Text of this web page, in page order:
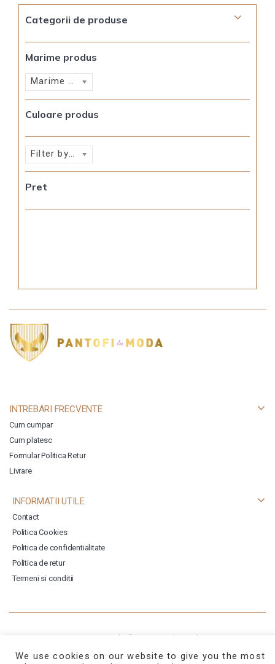
Categorii de produse
Marime produs
Culoare produs
Pret
INTREBARI FRECVENTE
Cum cumpar
Cum platesc
Formular Politica Retur
Livrare
INFORMATII UTILE
Contact
Politica Cookies
Politica de confidentialitate
Politica de retur
Termeni si conditii
Copyright © 2026 Templatemela
We use cookies on our website to give you the most